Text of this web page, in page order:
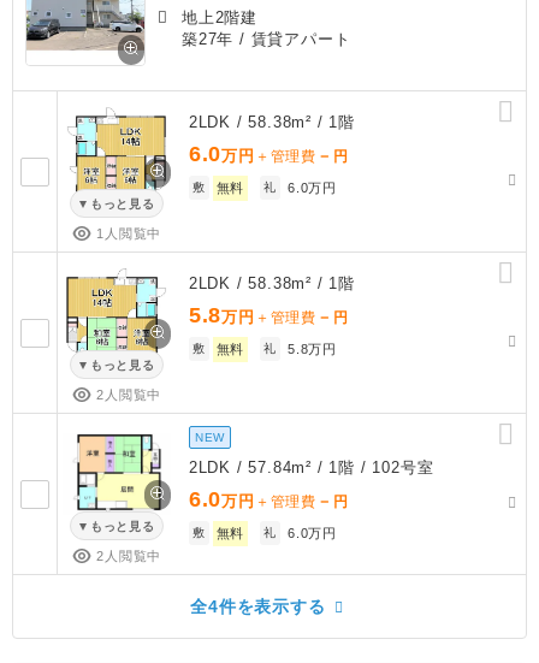
地上2階建
築27年 / 賃貸アパート
もっと見る
1人閲覧中
2LDK / 58.38m² / 1階
6.0万円 ＋管理費 － 円
敷 無料 礼 6.0万円
もっと見る
2人閲覧中
2LDK / 58.38m² / 1階
5.8万円 ＋管理費 － 円
敷 無料 礼 5.8万円
もっと見る
2人閲覧中
NEW
2LDK / 57.84m² / 1階 / 102号室
6.0万円 ＋管理費 － 円
敷 無料 礼 6.0万円
全4件を表示する